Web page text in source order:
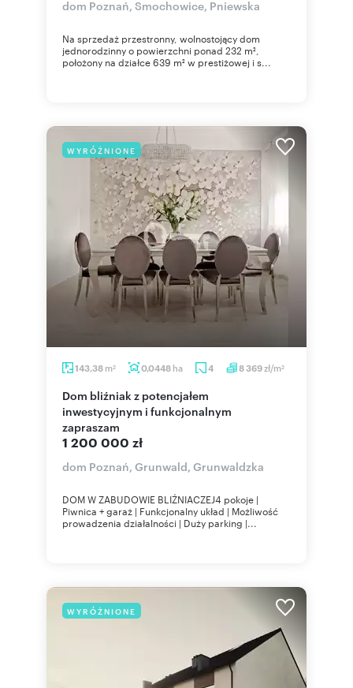
dom Poznań, Smochowice, Pniewska
Na sprzedaż przestronny, wolnostojący dom
jednorodzinny o powierzchni ponad 232 m²,
położony na działce 639 m² w prestiżowej i s...
WYRÓŻNIONE
143,38 m2 0,0448 ha 4 8 369zł/m2
Dom bliźniak z potencjałem
inwestycyjnym i funkcjonalnym
zapraszam
1 200 000 zł
dom Poznań, Grunwald, Grunwaldzka
DOM W ZABUDOWIE BLIŹNIACZEJ4 pokoje |
Piwnica + garaż | Funkcjonalny układ | Możliwość
prowadzenia działalności | Duży parking |...
WYRÓŻNIONE